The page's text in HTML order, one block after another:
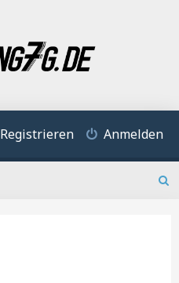
Anmelden
Registrieren